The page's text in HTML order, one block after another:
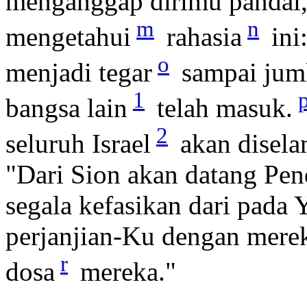
mengetahui m rahasia n
menjadi tegar o sampai
bangsa lain 1 telah masuk.
seluruh Israel 2 akan
"Dari Sion akan datang
segala kefasikan dari pada
perjanjian-Ku dengan
dosa r mereka."